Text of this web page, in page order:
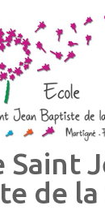
Saint
de la